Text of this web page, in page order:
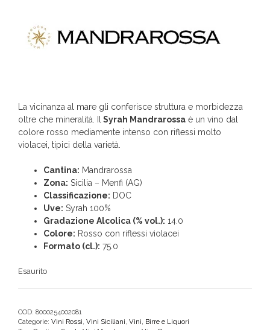
La vicinanza al mare gli conferisce struttura e morbidezza
oltre che mineralità. Il Syrah Mandrarossa è un vino dal
colore rosso mediamente intenso con riflessi molto
violacei, tipici della varietà.
Cantina: Mandrarossa
Zona: Sicilia – Menfi (AG)
Classificazione: DOC
Uve: Syrah 100%
Gradazione Alcolica (% vol.): 14.0
Colore: Rosso con riflessi violacei
Formato (cl.): 75.0
Esaurito
COD: 8000254002081
Categorie: Vini Rossi, Vini Siciliani, Vini, Birre e Liquori